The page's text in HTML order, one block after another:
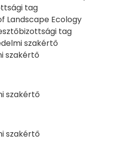
tag
Landscape Ecology
tag
szakértő
szakértő
szakértő
szakértő